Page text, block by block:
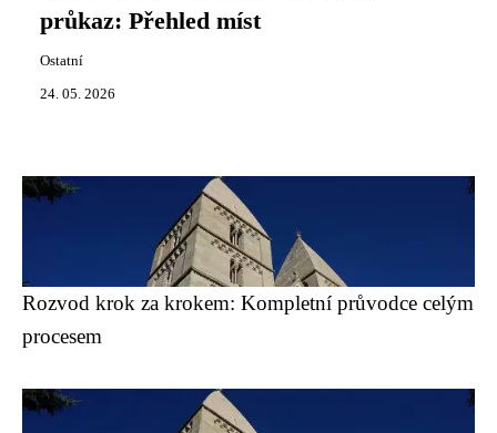
průkaz: Přehled míst
Ostatní
24. 05. 2026
Rozvod krok za krokem: Kompletní průvodce celým
procesem